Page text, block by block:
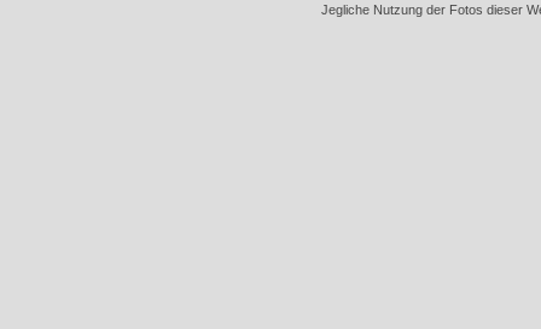
Jegliche Nutzung der Fotos dieser